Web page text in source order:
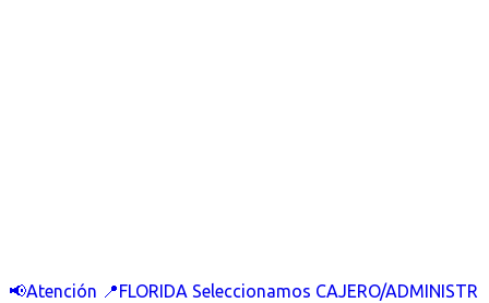
📢Atención 📍FLORIDA Seleccionamos CAJERO/ADMINISTR